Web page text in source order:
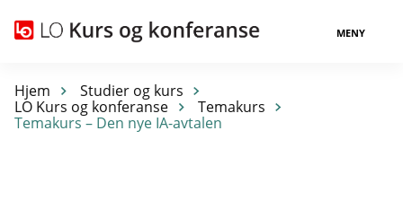
MENY
Hjem
Studier og kurs
LO Kurs og konferanse
Temakurs
Temakurs – Den nye IA-avtalen